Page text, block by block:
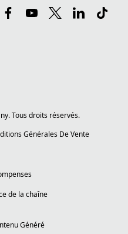
Tous droits réservés.
Générales De Vente
de la chaîne
Généré